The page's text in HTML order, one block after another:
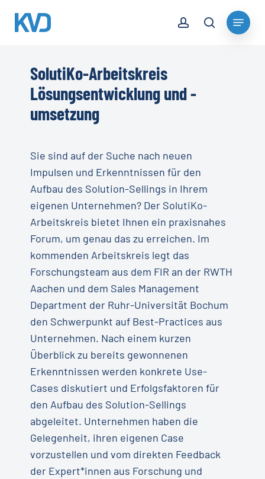
search
Menu
SolutiKo-Arbeitskreis
Lösungsentwicklung und -
umsetzung
Sie sind auf der Suche nach neuen
Impulsen und Erkenntnissen für den
Aufbau des Solution-Sellings in Ihrem
eigenen Unternehmen? Der SolutiKo-
Arbeitskreis bietet Ihnen ein praxisnahes
Forum, um genau das zu erreichen. Im
kommenden Arbeitskreis legt das
Forschungsteam aus dem FIR an der RWTH
Aachen und dem Sales Management
Department der Ruhr-Universität Bochum
den Schwerpunkt auf Best-Practices aus
Unternehmen. Nach einem kurzen
Überblick zu bereits gewonnenen
Erkenntnissen werden konkrete Use-
Cases diskutiert und Erfolgsfaktoren für
den Aufbau des Solution-Sellings
abgeleitet. Unternehmen haben die
Gelegenheit, ihren eigenen Case
vorzustellen und vom direkten Feedback
der Expert*innen aus Forschung und
Close